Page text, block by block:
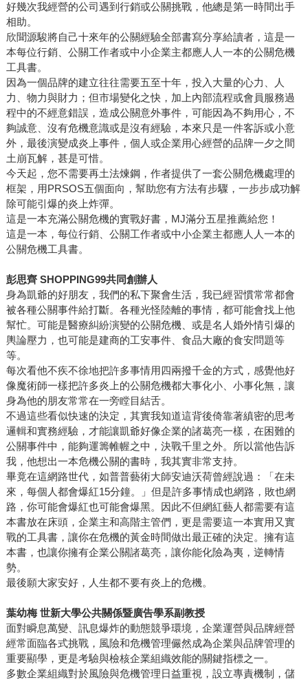
好幾次我經營的公司遇到行銷或公關挑戰，他總是第一時間出手
相助。
欣聞源駿將自己十來年的公關經驗全部書寫分享給讀者，這是一
本每位行銷、公關工作者或中小企業主都應人人一本的公關危機
工具書。
因為一個品牌的建立往往需要五至十年，投入大量的心力、人
力、物力與財力；但市場變化之快，加上內部流程或會員服務過
程中的不經意錯誤，造成公關意外事件，可能因為不夠用心，不
夠誠意、沒有危機意識或是沒有經驗，本來只是一件客訴或小意
外，最後演變成炎上事件，個人或企業用心經營的品牌一夕之間
土崩瓦解，甚是可惜。
今天起，您不需要再土法煉鋼，作者提供了一套公關危機處理的
框架，用PRSOS五個面向，幫助您有方法有步驟，一步步成功解
除可能引爆的炎上炸彈。
這是一本充滿公關危機的實戰好書，MJ滿分五星推薦給您！
這是一本，每位行銷、公關工作者或中小企業主都應人人一本的
公關危機工具書。
彭思齊 SHOPPING99共同創辦人
身為凱爺的好朋友，我們的私下聚會生活，我已經習慣常常都會
被各種公關事件給打斷。各種光怪陸離的事情，都可能會找上他
幫忙。可能是醫療糾紛演變的公關危機、或是名人婚外情引爆的
輿論壓力，也可能是建商的工安事件、食品大廠的食安問題等
等。
每次看他不疾不徐地把許多事情用四兩撥千金的方式，感覺他好
像魔術師一樣把許多炎上的公關危機都大事化小、小事化無，讓
身為他的朋友常常在一旁瞠目結舌。
不過這些看似快速的決定，其實我知道這背後倚靠著縝密的思考
邏輯和實務經驗，才能讓凱爺好像企業的諸葛亮一樣，在困難的
公關事件中，能夠運籌帷幄之中，決戰千里之外。所以當他告訴
我，他想出一本危機公關的書時，我其實非常支持。
畢竟在這網路世代，如普普藝術大師安迪沃荷曾經說過：「在未
來，每個人都會爆紅15分鐘。」但是許多事情成也網路，敗也網
路，你可能會爆紅也可能會爆黑。因此不但網紅藝人都需要有這
本書放在床頭，企業主和高階主管們，更是需要這一本實用又實
戰的工具書，讓你在危機的黃金時間做出最正確的決定。擁有這
本書，也讓你擁有企業公關諸葛亮，讓你能化險為夷，逆轉情
勢。
最後願大家安好，人生都不要有炎上的危機。
葉幼梅 世新大學公共關係暨廣告學系副教授
面對瞬息萬變、訊息爆炸的動態競爭環境，企業運營與品牌經營
經常面臨各式挑戰，風險和危機管理儼然成為企業與品牌管理的
重要顯學，更是考驗與檢核企業組織效能的關鍵指標之一。
多數企業組織對於風險與危機管理日益重視，設立專責機制，儲